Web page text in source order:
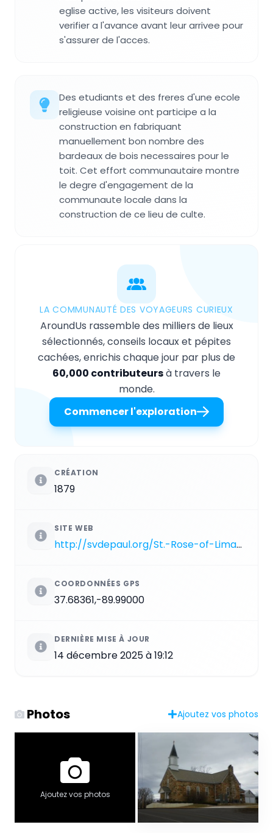
eglise active, les visiteurs doivent
verifier a l'avance avant leur arrivee pour
s'assurer de l'acces.
Des etudiants et des freres d'une ecole
religieuse voisine ont participe a la
construction en fabriquant
manuellement bon nombre des
bardeaux de bois necessaires pour le
toit. Cet effort communautaire montre
le degre d'engagement de la
communaute locale dans la
construction de ce lieu de culte.
LA COMMUNAUTÉ DES VOYAGEURS CURIEUX
AroundUs rassemble des milliers de lieux
sélectionnés, conseils locaux et pépites
cachées, enrichis chaque jour par plus de
60,000 contributeursà travers le
monde.
Commencer l'exploration
CRÉATION
1879
SITE WEB
http://svdepaul.org/St.-Rose-of-Lima/St.-Rose-of-Lima-Home
COORDONNÉES GPS
37.68361,-89.99000
DERNIÈRE MISE À JOUR
14 décembre 2025 à 19:12
Photos Ajoutez vos photos
Ajoutez vos photos